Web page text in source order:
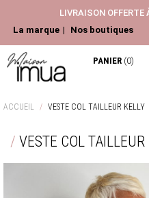
LIVRAISON
La marque
Nos boutiques
PANIER (0)
HAUTS
PANTALONS ET JEANS
ROBES ET JUPES
ACCUEIL VESTE COL TAILLEUR KELLY
VESTE COL TAILLEUR